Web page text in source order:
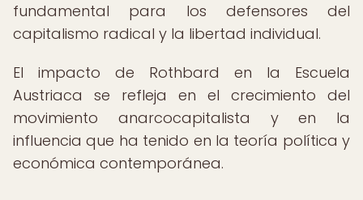
fundamental para los defensores del
capitalismo radical y la libertad individual.
El impacto de Rothbard en la Escuela
Austriaca se refleja en el crecimiento del
movimiento anarcocapitalista y en la
influencia que ha tenido en la teoría política y
económica contemporánea.